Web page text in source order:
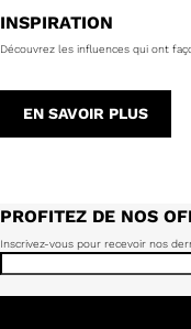
INSPIRATION
Découvrez les influences qui ont
EN SAVOIR PLUS
PROFITEZ DE NOS
Inscrivez-vous pour recevoir nos